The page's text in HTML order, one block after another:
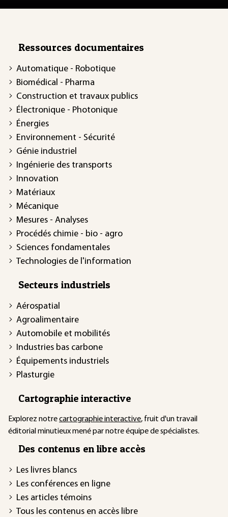
Ressources documentaires
Automatique - Robotique
Biomédical - Pharma
Construction et travaux publics
Électronique - Photonique
Énergies
Environnement - Sécurité
Génie industriel
Ingénierie des transports
Innovation
Matériaux
Mécanique
Mesures - Analyses
Procédés chimie - bio - agro
Sciences fondamentales
Technologies de l'information
Secteurs industriels
Aérospatial
Agroalimentaire
Automobile et mobilités
Industries bas carbone
Équipements industriels
Plasturgie
Cartographie interactive
Explorez notrecartographie interactive, fruit d'un travail
éditorial minutieux mené par notre équipe de spécialistes.
Des contenus en libre accès
Les livres blancs
Les conférences en ligne
Les articles témoins
Tous les contenus en accès libre